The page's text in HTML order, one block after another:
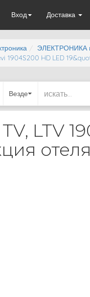
Вход Доставка
ЭЛЕКТРОНИКА
1904S200 HD LED
Везде
LTV